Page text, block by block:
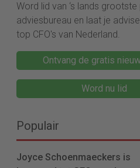
Word lid van ‘s lands
adviesbureau en laat je
top CFO's van Nederland.
Ontvang de gratis
Word nu lid
Populair
Joyce Schoenmaeckers is